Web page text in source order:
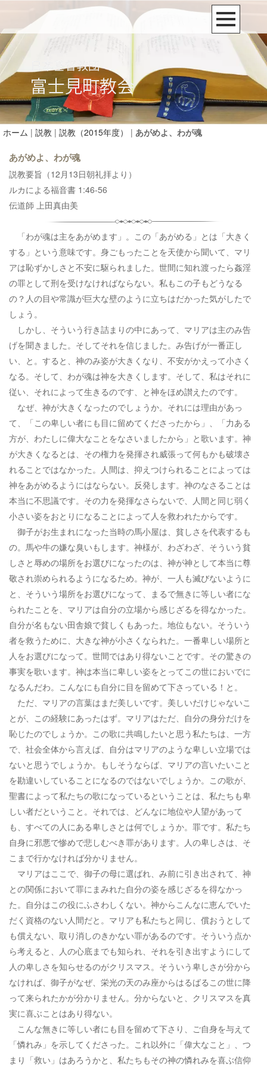
ホーム | 説教 | 説教（2015年度） | あがめよ、わが魂
あがめよ、わが魂
説教要旨（12月13日朝礼拝より）
ルカによる福音書 1:46-56
伝道師 上田真由美
「わが魂は主をあがめます」。この「あがめる」とは「大きく
する」という意味です。身ごもったことを天使から聞いて、マリ
アは恥ずかしさと不安に駆られました。世間に知れ渡ったら姦淫
の罪として刑を受けなければならない。私もこの子もどうなる
の？人の目や常識が巨大な壁のように立ちはだかった気がしたで
しょう。
しかし、そういう行き詰まりの中にあって、マリアは主のみ告
げを聞きました。そしてそれを信じました。み告げが一番正し
い、と。すると、神のみ姿が大きくなり、不安がかえって小さく
なる。そして、わが魂は神を大きくします。そして、私はそれに
従い、それによって生きるのです、と神をほめ讃えたのです。
なぜ、神が大きくなったのでしょうか。それには理由があっ
て、「この卑しい者にも目に留めてくださったから」、「力ある
方が、わたしに偉大なことをなさいましたから」と歌います。神
が大きくなるとは、その権力を発揮され威張って何もかも破壊さ
れることではなかった。人間は、抑えつけられることによっては
神をあがめるようにはならない。反発します。神のなさることは
本当に不思議です。その力を発揮なさらないで、人間と同じ弱く
小さい姿をおとりになることによって人を救われたからです。
御子がお生まれになった当時の馬小屋は、貧しさを代表するも
の。馬や牛の嫌な臭いもします。神様が、わざわざ、そういう貧
しさと辱めの場所をお選びになったのは、神が神として本当に尊
敬され崇められるようになるため。神が、一人も滅びないように
と、そういう場所をお選びになって、まるで無きに等しい者にな
られたことを、マリアは自分の立場から感じざるを得なかった。
自分が名もない田舎娘で貧しくもあった。地位もない。そういう
者を救うために、大きな神が小さくなられた。一番卑しい場所と
人をお選びになって。世間ではあり得ないことです。その驚きの
事実を歌います。神は本当に卑しい姿をとってこの世においでに
なるんだわ。こんなにも自分に目を留めて下さっている！と。
ただ、マリアの言葉はまだ美しいです。美しいだけじゃないこ
とが、この経験にあったはず。マリアはただ、自分の身分だけを
恥じたのでしょうか。この歌に共鳴したいと思う私たちは、一方
で、社会全体から言えば、自分はマリアのような卑しい立場では
ないと思うでしょうか。もしそうならば、マリアの言いたいこと
を勘違いしていることになるのではないでしょうか。この歌が、
聖書によって私たちの歌になっているということは、私たちも卑
しい者だということ。それでは、どんなに地位や人望があって
も、すべての人にある卑しさとは何でしょうか。罪です。私たち
自身に邪悪で惨めで悲しむべき罪があります。人の卑しさは、そ
こまで行かなければ分かりません。
マリアはここで、御子の母に選ばれ、み前に引き出されて、神
との関係において罪にまみれた自分の姿を感じざるを得なかっ
た。自分はこの役にふさわしくない。神からこんなに恵んでいた
だく資格のない人間だと。マリアも私たちと同じ、償おうとして
も償えない、取り消しのきかない罪があるのです。そういう点か
ら考えると、人の心底までも知られ、それを引き出すようにして
人の卑しさを知らせるのがクリスマス。そういう卑しさが分から
なければ、御子がなぜ、栄光の天のみ座からはるばるこの世に降
って来られたかが分かりません。分からないと、クリスマスを真
実に喜ぶことはあり得ない。
こんな無きに等しい者にも目を留めて下さり、ご自身を与えて
「憐れみ」を示してくださった。これ以外に「偉大なこと」、つ
まり「救い」はあろうかと、私たちもその神の憐れみを喜ぶ信仰